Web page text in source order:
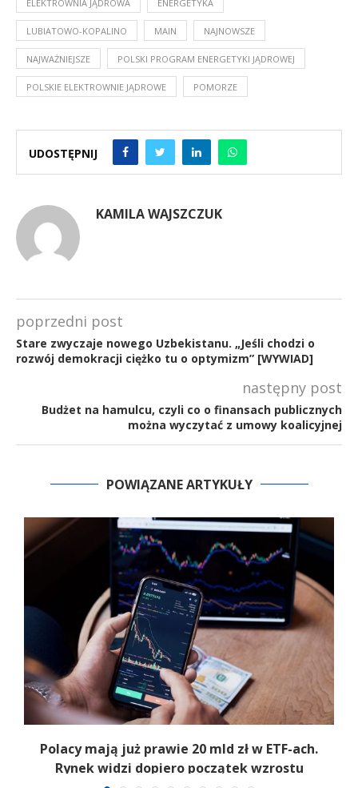
ELEKTROWNIA JĄDROWA ENERGETYKA
LUBIATOWO-KOPALINO MAIN NAJNOWSZE
NAJWAŻNIEJSZE POLSKI PROGRAM ENERGETYKI JĄDROWEJ
POLSKIE ELEKTROWNIE JĄDROWE POMORZE
UDOSTĘPNIJ
KAMILA WAJSZCZUK
poprzedni post
Stare zwyczaje nowego Uzbekistanu. „Jeśli chodzi o
rozwój demokracji ciężko tu o optymizm” [WYWIAD]
następny post
Budżet na hamulcu, czyli co o finansach publicznych
można wyczytać z umowy koalicyjnej
POWIĄZANE ARTYKUŁY
Polacy mają już prawie 20 mld zł w ETF-ach.
Rynek widzi dopiero początek wzrostu